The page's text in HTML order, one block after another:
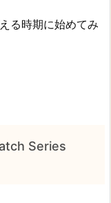
る時期に始めてみ
Series